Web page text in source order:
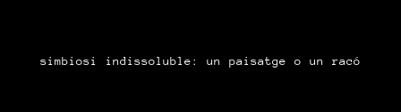
simbiosi indissoluble: un paisatge o un racó